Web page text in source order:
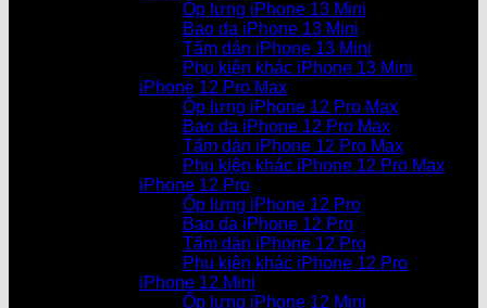
Ốp lưng iPhone 13 Mini
Bao da iPhone 13 Mini
Tấm dán iPhone 13 Mini
Phụ kiện khác iPhone 13 Mini
iPhone 12 Pro Max
Ốp lưng iPhone 12 Pro Max
Bao da iPhone 12 Pro Max
Tấm dán iPhone 12 Pro Max
Phụ kiện khác iPhone 12 Pro Max
iPhone 12 Pro
Ốp lưng iPhone 12 Pro
Bao da iPhone 12 Pro
Tấm dán iPhone 12 Pro
Phụ kiện khác iPhone 12 Pro
iPhone 12 Mini
Ốp lưng iPhone 12 Mini